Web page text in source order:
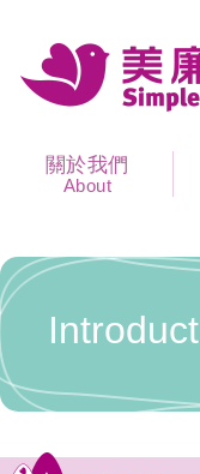
關於我們
About
Introduct